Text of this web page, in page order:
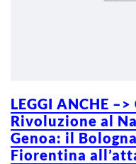
LEGGI ANCHE
Rivoluzione al
Genoa: il
Fiorentina